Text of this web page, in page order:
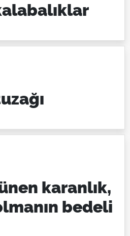
karanlık,
bedeli